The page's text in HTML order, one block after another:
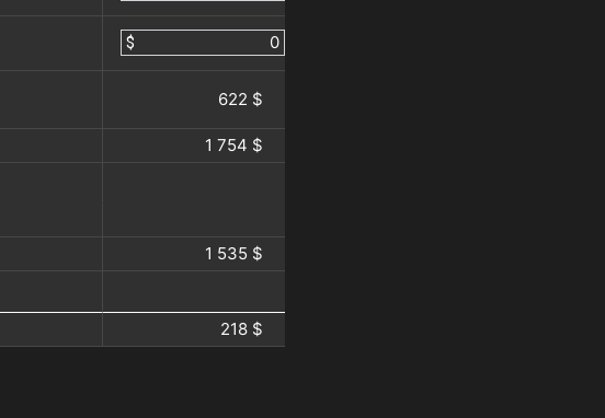
$
622 $
1 754 $
1 535 $
218 $